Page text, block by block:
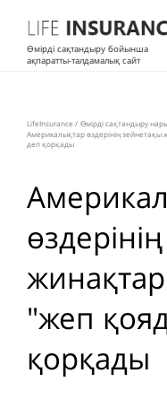
Өмірді сақтандыру бойынша
ақпаратты-талдамалық сайт
LifeInsurance / Өмірді сақтандыру
Америкалықтар өздерінің
деп қорқады
"жеп
қорқады